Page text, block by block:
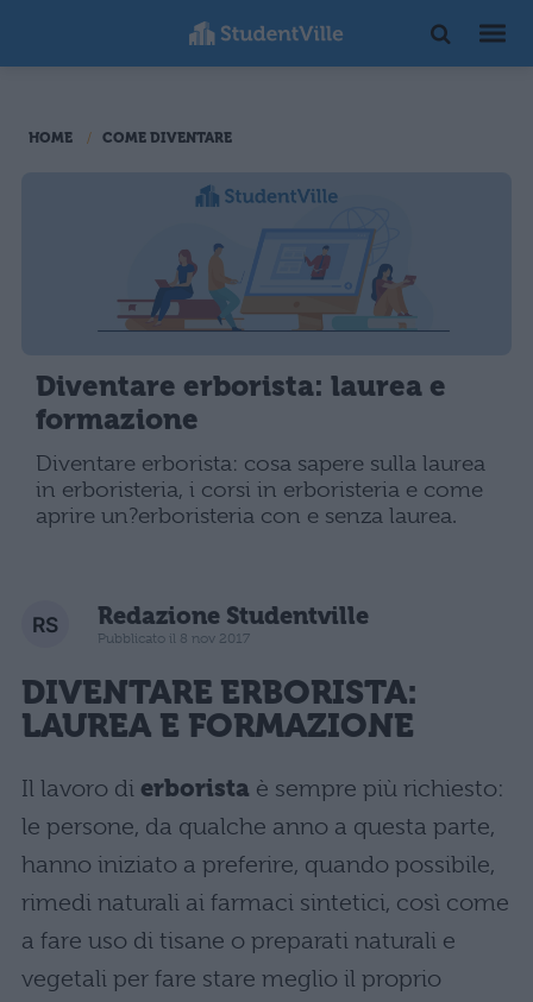
HOME COME DIVENTARE
Diventare erborista: laurea e
formazione
Diventare erborista: cosa sapere sulla laurea
in erboristeria, i corsi in erboristeria e come
aprire un?erboristeria con e senza laurea.
Redazione Studentville
Pubblicato il 8 nov 2017
DIVENTARE ERBORISTA:
LAUREA E FORMAZIONE
Il lavoro di erborista è sempre più richiesto:
le persone, da qualche anno a questa parte,
hanno iniziato a preferire, quando possibile,
rimedi naturali ai farmaci sintetici, così come
a fare uso di tisane o preparati naturali e
vegetali per fare stare meglio il proprio